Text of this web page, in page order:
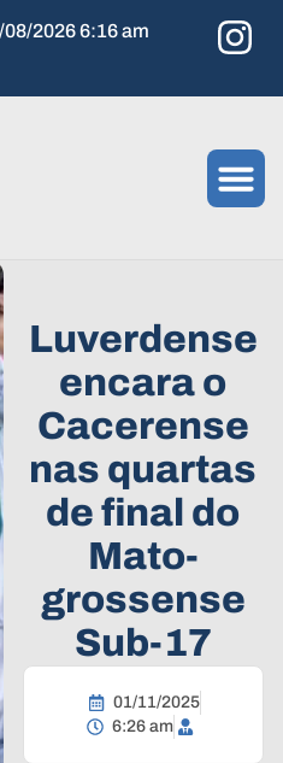
2026 6:16 am
Luverdense
encara o
Cacerense
nas quartas
de final do
Mato-
grossense
Sub-17
01/11/2025
6:26 am